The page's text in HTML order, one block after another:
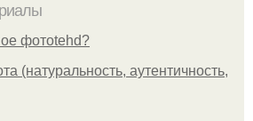
фотоtehd?
(натуральность, аутентичность,